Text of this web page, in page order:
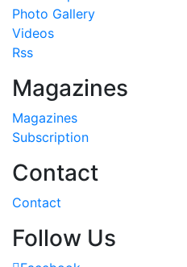
Videos
Rss
Magazines
Subscription
Contact
Contact
Facebook